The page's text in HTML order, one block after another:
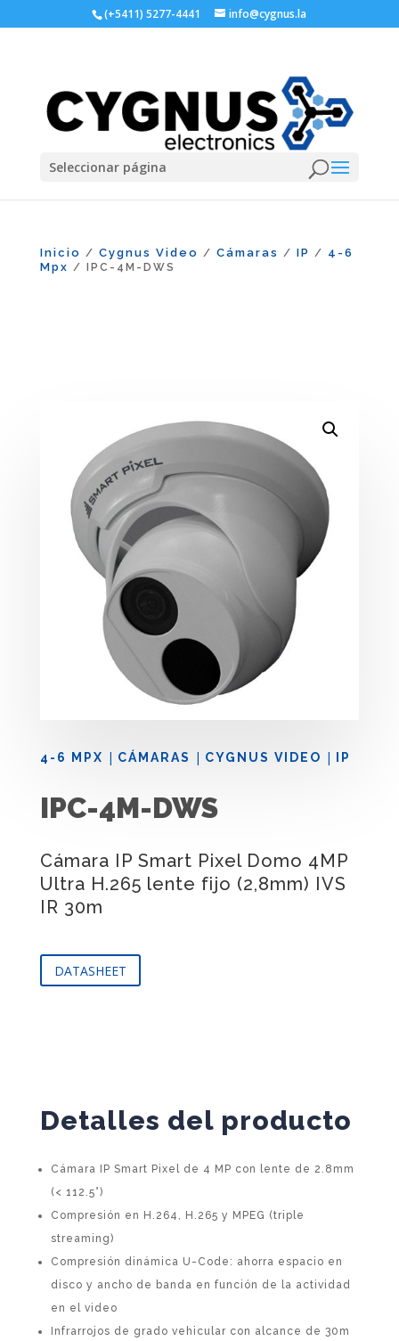
(+5411) 5277-4441 info@cygnus.la
Seleccionar página
Inicio / Cygnus Video / Cámaras / IP / 4-6
Mpx / IPC-4M-DWS
4-6 MPX | CÁMARAS | CYGNUS VIDEO | IP
IPC-4M-DWS
Cámara IP Smart Pixel Domo 4MP
Ultra H.265 lente fijo (2,8mm) IVS
IR 30m
DATASHEET
Detalles del producto
Cámara IP Smart Pixel de 4 MP con lente de 2.8mm
(< 112.5°)
Compresión en H.264, H.265 y MPEG (triple
streaming)
Compresión dinámica U-Code: ahorra espacio en
disco y ancho de banda en función de la actividad
en el video
Infrarrojos de grado vehicular con alcance de 30m